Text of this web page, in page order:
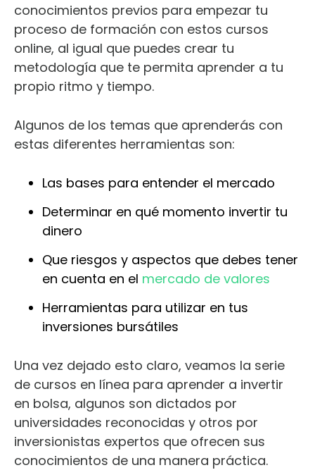
conocimientos previos para empezar tu
proceso de formación con estos cursos
online, al igual que puedes crear tu
metodología que te permita aprender a tu
propio ritmo y tiempo.
Algunos de los temas que aprenderás con
estas diferentes herramientas son:
Las bases para entender el mercado
Determinar en qué momento invertir tu
dinero
Que riesgos y aspectos que debes tener
en cuenta en el mercado de valores
Herramientas para utilizar en tus
inversiones bursátiles
Una vez dejado esto claro, veamos la serie
de cursos en línea para aprender a invertir
en bolsa, algunos son dictados por
universidades reconocidas y otros por
inversionistas expertos que ofrecen sus
conocimientos de una manera práctica.